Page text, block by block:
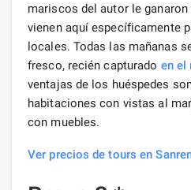
mariscos del autor le
vienen aquí específicamente
locales. Todas las mañanas
fresco, recién capturado en el
ventajas de los huéspedes
habitaciones con vistas al
con muebles.
Ver precios de tours en